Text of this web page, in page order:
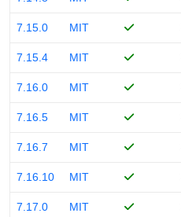
7.15.0 MIT
7.15.4 MIT
7.16.0 MIT
7.16.5 MIT
7.16.7 MIT
7.16.10 MIT
7.17.0 MIT